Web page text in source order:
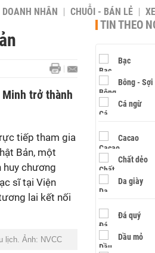
DOANH NHÂN CHUỖI - BÁN LẺ XE
trở thành
tiếp tham gia
Bản, một
huy chương
sĩ tại Viện
lai kết nối
lịch. Ảnh: NVCC
TIN THEO
Bạc
Bông - Sợi
Cá ngừ
Cacao
Chất dẻo
Da giày
Đá quý
Dầu mỏ